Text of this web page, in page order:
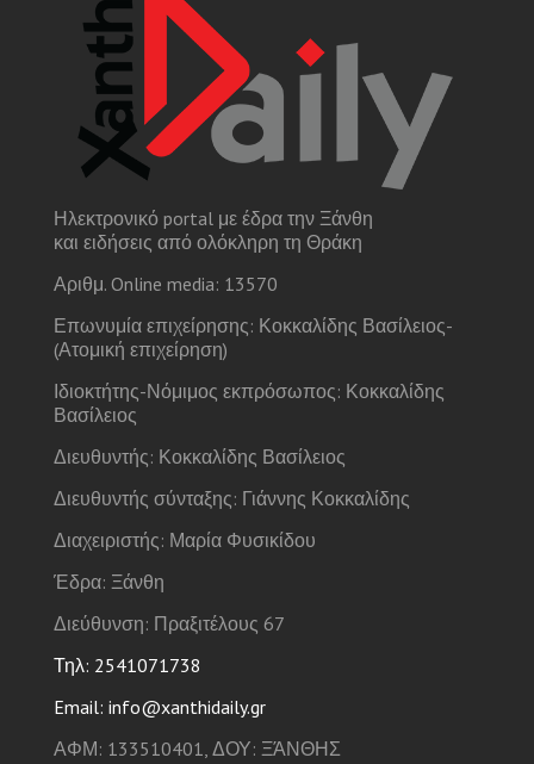
Ηλεκτρονικό portal με έδρα την Ξάνθη
και ειδήσεις από ολόκληρη τη Θράκη
Αριθμ. Online media: 13570
Επωνυμία επιχείρησης: Κοκκαλίδης Βασίλειος-
(Ατομική επιχείρηση)
Ιδιοκτήτης-Νόμιμος εκπρόσωπος: Κοκκαλίδης
Βασίλειος
Διευθυντής: Κοκκαλίδης Βασίλειος
Διευθυντής σύνταξης: Γιάννης Κοκκαλίδης
Διαχειριστής: Μαρία Φυσικίδου
Έδρα: Ξάνθη
Διεύθυνση: Πραξιτέλους 67
Τηλ: 2541071738
Email: info@xanthidaily.gr
ΑΦΜ: 133510401, ΔΟΥ: ΞΆΝΘΗΣ